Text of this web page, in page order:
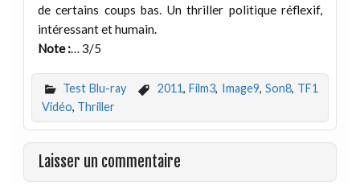
de certains coups bas. Un thriller politique réflexif,
intéressant et humain.
Note :… 3/5
Test Blu-ray 2011,Film3, Image9,Son8, TF1
Vidéo, Thriller
Laisser un commentaire